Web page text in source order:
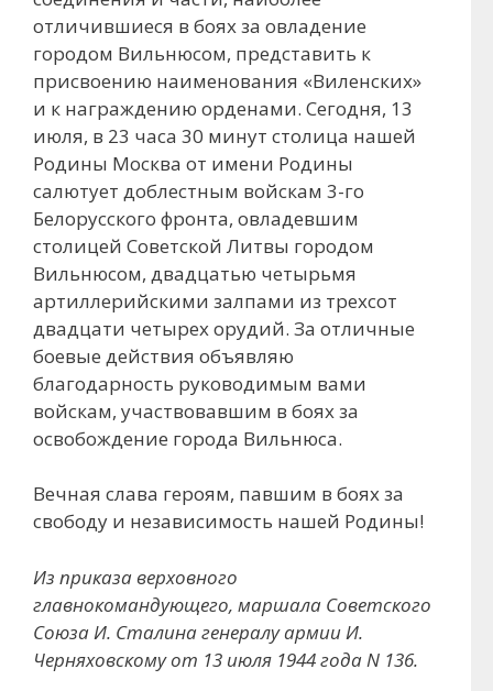
отличившиеся в боях за овладение
городом Вильнюсом, представить к
присвоению наименования «Виленских»
и к награждению орденами. Сегодня, 13
июля, в 23 часа 30 минут столица нашей
Родины Москва от имени Родины
салютует доблестным войскам 3-го
Белорусского фронта, овладевшим
столицей Советской Литвы городом
Вильнюсом, двадцатью четырьмя
артиллерийскими залпами из трехсот
двадцати четырех орудий. За отличные
боевые действия объявляю
благодарность руководимым вами
войскам, участвовавшим в боях за
освобождение города Вильнюса.
Вечная слава героям, павшим в боях за
свободу и независимость нашей Родины!
Из приказа верховного
главнокомандующего, маршала Советского
Союза И. Сталина генералу армии И.
Черняховскому от 13 июля 1944 года N 136.